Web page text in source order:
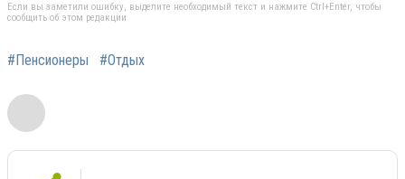
Если вы заметили ошибку, выделите необходимый текст и нажмите Ctrl+Enter, чтобы
сообщить об этом редакции
#Пенсионеры #Отдых